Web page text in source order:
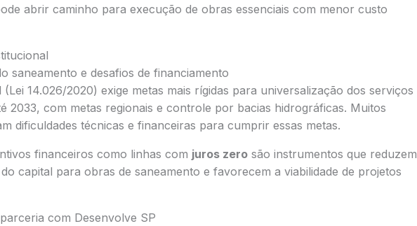
abrir caminho para execução de obras essenciais com menor custo
saneamento e desafios de financiamento
14.026/2020) exige metas mais rígidas para universalização dos serviços
2033, com metas regionais e controle por bacias hidrográficas. Muitos
dificuldades técnicas e financeiras para cumprir essas metas.
financeiros como linhas com juros zerosão instrumentos que reduzem
capital para obras de saneamento e favorecem a viabilidade de projetos
com Desenvolve SP